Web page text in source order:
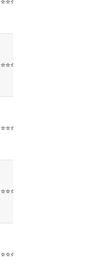
⭐⭐⭐⭐⭐
⭐⭐⭐⭐
⭐⭐⭐⭐⭐
⭐⭐⭐⭐⭐
⭐⭐⭐⭐⭐